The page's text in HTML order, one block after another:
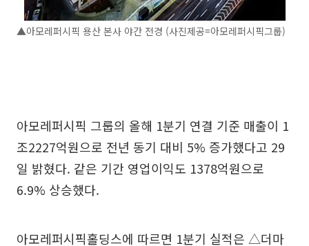
▲아모레퍼시픽 용산 본사 야간 전경 (사진제공=아모레퍼시픽그룹)
아모레퍼시픽 그룹의 올해 1분기 연결 기준 매출이 1
조2227억원으로 전년 동기 대비 5% 증가했다고 29
일 밝혔다. 같은 기간 영업이익도 1378억원으로
6.9% 상승했다.
아모레퍼시픽홀딩스에 따르면 1분기 실적은 △더마